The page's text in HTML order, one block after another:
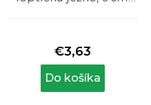
produktu
5,0
€3,63
Do košíka